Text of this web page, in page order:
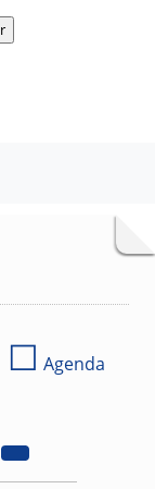
☐ Agenda